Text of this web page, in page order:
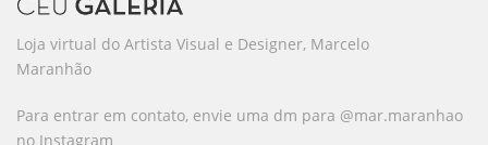
Loja virtual do Artista Visual e Designer, Marcelo
Maranhão
Para entrar em contato, envie uma dm para @mar.maranhao
no Instagram